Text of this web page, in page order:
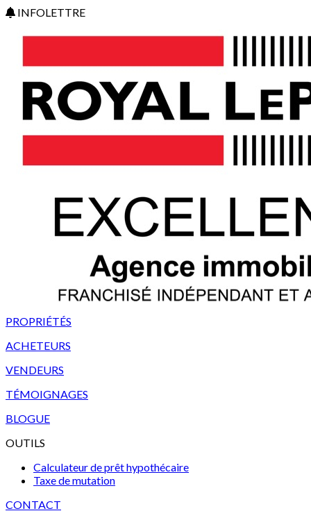
INFOLETTRE
PROPRIÉTÉS
ACHETEURS
VENDEURS
TÉMOIGNAGES
BLOGUE
OUTILS
Calculateur de prêt hypothécaire
Taxe de mutation
CONTACT